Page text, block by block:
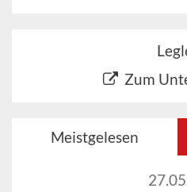
Zum
Meistgelesen